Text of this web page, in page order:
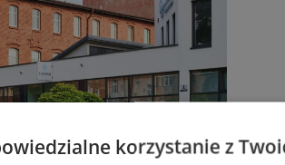
korzystanie z